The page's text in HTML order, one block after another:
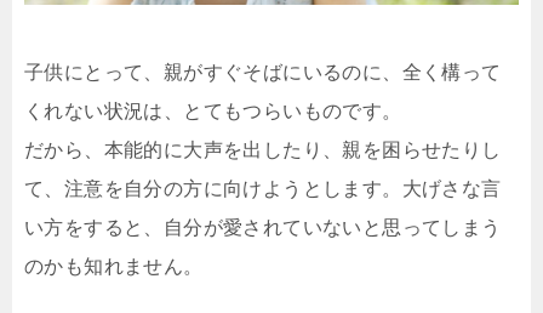
子供にとって、親がすぐそばにいるのに、全く構って
くれない状況は、とてもつらいものです。
だから、本能的に大声を出したり、親を困らせたりし
て、注意を自分の方に向けようとします。大げさな言
い方をすると、自分が愛されていないと思ってしまう
のかも知れません。